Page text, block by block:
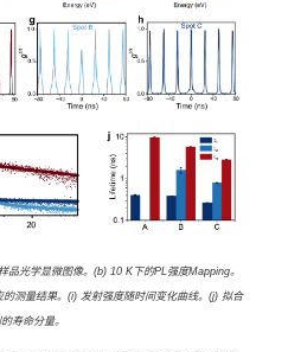
品光学显微图像。(b) 10 K下的PL强度Mapping。
测量结果。(i) 发射强度随时间变化曲线。(j) 拟合
寿命分量。